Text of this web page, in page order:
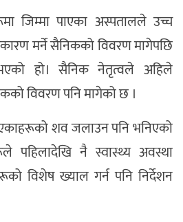
जिम्मा पाएका अस्पतालले उच्च
कारण मर्ने सैनिकको विवरण मागेपछि
हो। सैनिक नेतृत्वले अहिले
विवरण पनि मागेको छ ।
शव जलाउन पनि भनिएको
पहिलादेखि नै स्वास्थ्य अवस्था
विशेष ख्याल गर्न पनि निर्देशन